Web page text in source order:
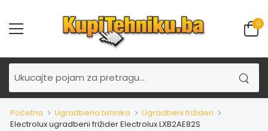
0
Početna Ugradbena tehnika
Ugradbeni frižideri
Electrolux ugradbeni frižider Electrolux LXB2AE82S